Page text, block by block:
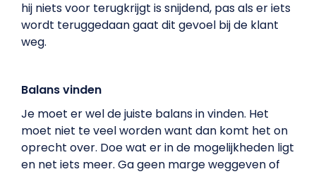
hij niets voor terugkrijgt is snijdend, pas als er iets
wordt teruggedaan gaat dit gevoel bij de klant
weg.
Balans vinden
Je moet er wel de juiste balans in vinden. Het
moet niet te veel worden want dan komt het on
oprecht over. Doe wat er in de mogelijkheden ligt
en net iets meer. Ga geen marge weggeven of